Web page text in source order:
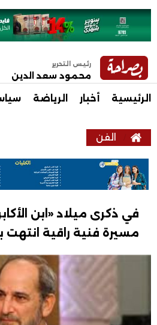
رئيس التحرير
محمود سعد الدين
الرئيسية أخبار الرياضة
الفن
في ذكرى ميلاد «ابن
مسيرة فنية راقية انتهت